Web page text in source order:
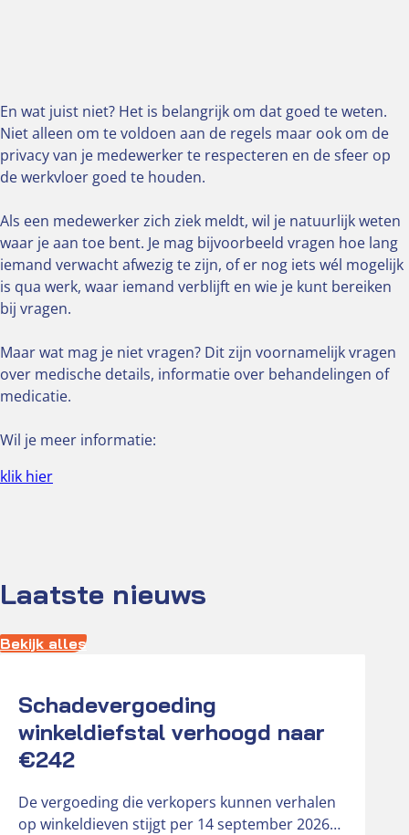
En wat juist niet? Het is belangrijk om dat goed te weten.
Niet alleen om te voldoen aan de regels maar ook om de
privacy van je medewerker te respecteren en de sfeer op
de werkvloer goed te houden.
Als een medewerker zich ziek meldt, wil je natuurlijk weten
waar je aan toe bent. Je mag bijvoorbeeld vragen hoe lang
iemand verwacht afwezig te zijn, of er nog iets wél mogelijk
is qua werk, waar iemand verblijft en wie je kunt bereiken
bij vragen.
Maar wat mag je niet vragen? Dit zijn voornamelijk vragen
over medische details, informatie over behandelingen of
medicatie.
Wil je meer informatie:
klik hier
Laatste nieuws
Bekijk alles
Schadevergoeding
winkeldiefstal verhoogd naar
€242
De vergoeding die verkopers kunnen verhalen
op winkeldieven stijgt per 14 september 2026